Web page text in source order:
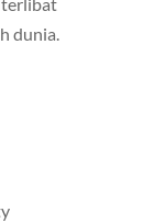
dunia.